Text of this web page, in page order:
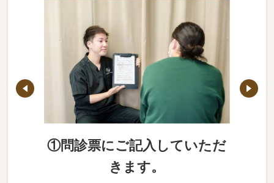
①問診票にご記入していただ
きます。